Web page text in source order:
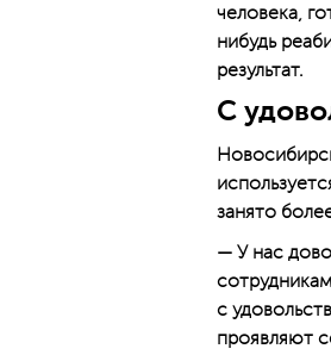
человека,
нибудь
результат.
С
занято
— У нас
с
проявляют